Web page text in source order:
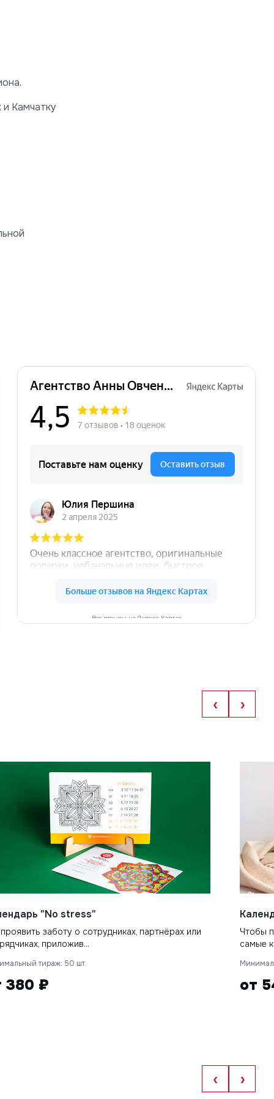
Камчатку
в агенство с
сделать классный
мерч!
! Вы просто
Все отзывы на Яндекс Картах
‹ ›
"No stress"
заботу о сотрудниках, партнёрах или
приложив...
тираж: 50 шт.
380 ₽
Чтобы
самые
от
‹ ›